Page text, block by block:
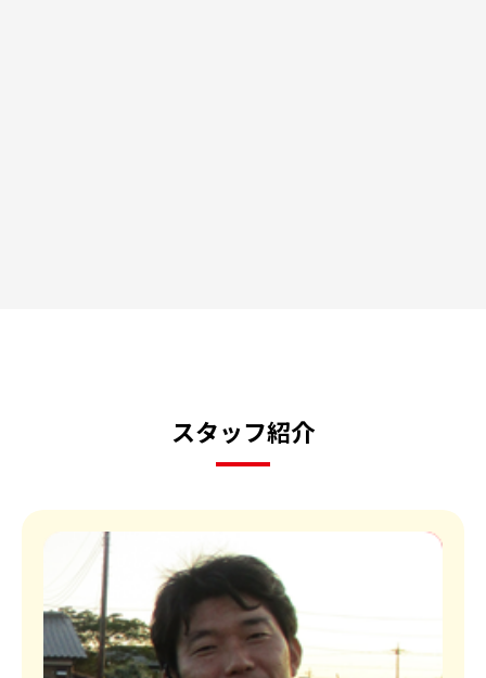
スタッフ紹介